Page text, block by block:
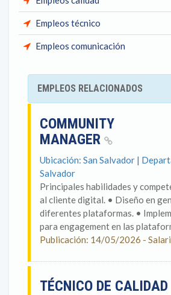
Empleos técnico
Empleos comunicación
EMPLEOS RELACIONADOS
COMMUNITY
MANAGER
Ubicación: San Salvador |
Salvador
Principales habilidades y
al cliente digital. • Diseño en
diferentes plataformas. •
para engagement en las
Publicación: 14/05/2026 -
TÉCNICO DE CALIDAD